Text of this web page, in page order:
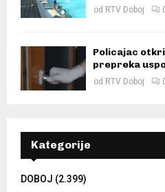
od RTV Doboj
Policajac
prepreka
od RTV Doboj
Kategorije
DOBOJ (2.399)